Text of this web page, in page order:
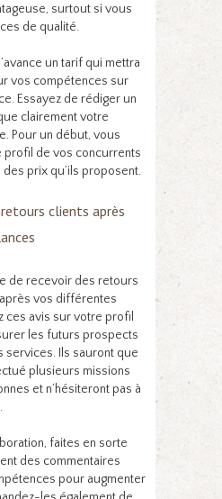
surtout si vous
de qualité.
un tarif qui mettra
vos compétences sur
Essayez de rédiger un
clairement votre
Pour un début, vous
profil de vos concurrents
prix qu’ils proposent.
clients après
de recevoir des retours
vos différentes
ces avis sur votre profil
les futurs prospects
services. Ils sauront que
plusieurs missions
et n’hésiteront pas à
faites en sorte
des commentaires
pour augmenter